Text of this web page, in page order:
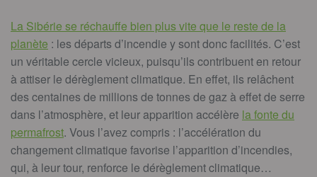
La Sibérie se réchauffe bien plus vite que le reste de la
planète : les départs d’incendie y sont donc facilités. C’est
un véritable cercle vicieux, puisqu’ils contribuent en retour
à attiser le dérèglement climatique. En effet, ils relâchent
des centaines de millions de tonnes de gaz à effet de serre
dans l’atmosphère, et leur apparition accélère la fonte du
permafrost. Vous l’avez compris : l’accélération du
changement climatique favorise l’apparition d’incendies,
qui, à leur tour, renforce le dérèglement climatique…